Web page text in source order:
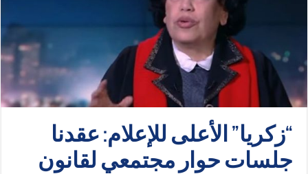
“زكريا” الأعلى للإعلام: عقدنا
جلسات حوار مجتمعي لقانون